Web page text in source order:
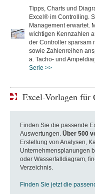
Tipps, Charts und
Excel® im Controlling.
Management erwartet.
wichtigen Kennzahlen
der Controller sparsam
sowie Zahlenreihen
a. Tacho- und
Serie >>
Excel-Vorlagen für
Finden Sie die passende
Auswertungen. Über 500
Erstellung von Analysen,
Unternehmensplanungen
oder Wasserfalldiagram,
Verzeichnis.
Finden Sie jetzt die